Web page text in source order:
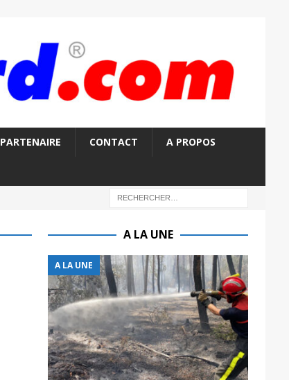
PARTENAIRE CONTACT A PROPOS
A LA UNE
A LA UNE